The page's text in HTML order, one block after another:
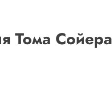
Тома Сойера